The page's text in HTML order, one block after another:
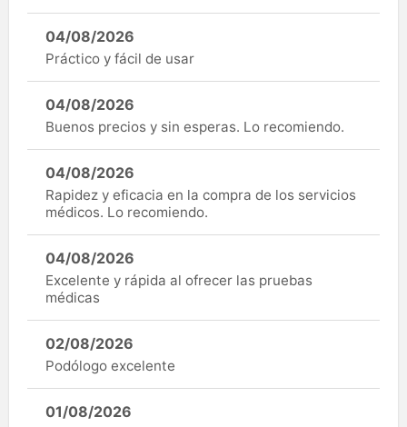
04/08/2026
Práctico y fácil de usar
04/08/2026
Buenos precios y sin esperas. Lo recomiendo.
04/08/2026
Rapidez y eficacia en la compra de los servicios
médicos. Lo recomiendo.
04/08/2026
Excelente y rápida al ofrecer las pruebas
médicas
02/08/2026
Podólogo excelente
01/08/2026